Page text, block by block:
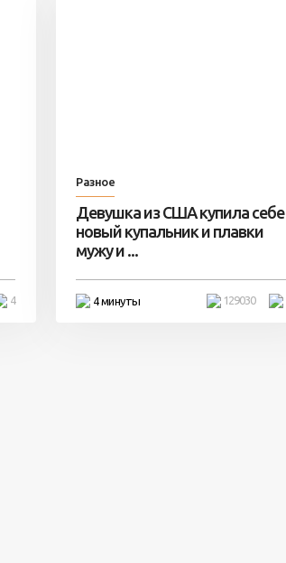
4
Разное
Девушка из США купила себе
новый купальник и плавки
мужу и ...
4 минуты 129030